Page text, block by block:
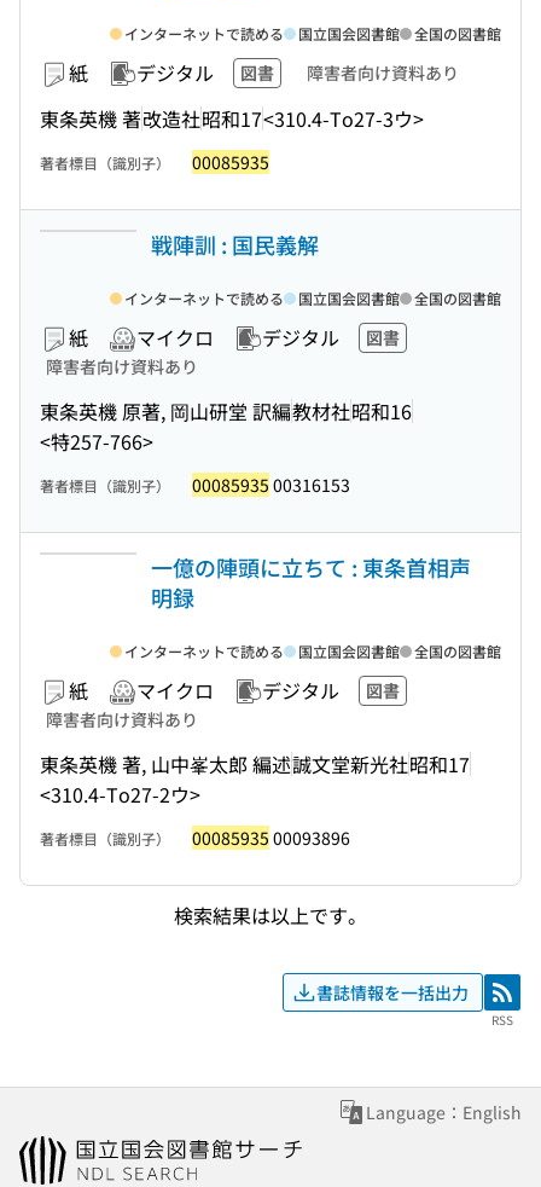
紙 デジタル 図書 障害者向け資料あり
東条英機 著改造社昭和17<310.4-To27-3ウ>
インターネットで読める 国立国会図書館 全国の図書館
著者標目（識別子） 00085935
戦陣訓 : 国民義解
紙 マイクロ デジタル
図書
障害者向け資料あり
東条英機 原著, 岡山研堂 訳編教材社昭和16
<特257-766>
インターネットで読める 国立国会図書館 全国の図書館
著者標目（識別子） 00085935 00316153
一億の陣頭に立ちて : 東条首相声
明録
紙 マイクロ デジタル
図書
障害者向け資料あり
東条英機 著, 山中峯太郎 編述誠文堂新光社昭和17
<310.4-To27-2ウ>
インターネットで読める 国立国会図書館 全国の図書館
著者標目（識別子） 00085935 00093896
検索結果は以上です。
書誌情報を一括出力 RSS
RSS
Language：English